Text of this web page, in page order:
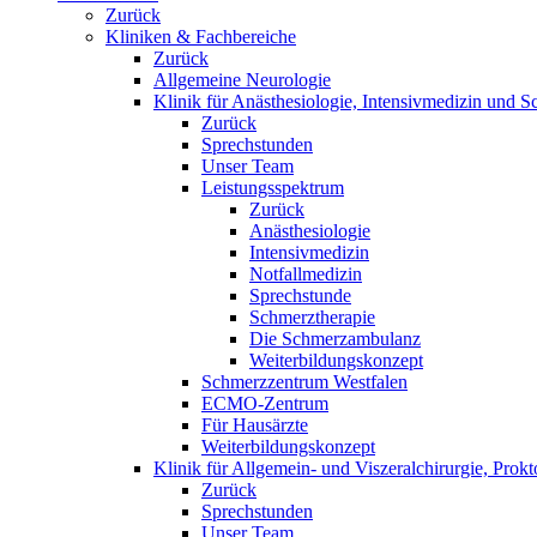
Zurück
Kliniken & Fachbereiche
Zurück
Allgemeine Neurologie
Klinik für Anästhesiologie, Intensivmedizin und
Zurück
Sprechstunden
Unser Team
Leistungsspektrum
Zurück
Anästhesiologie
Intensivmedizin
Notfallmedizin
Sprechstunde
Schmerztherapie
Die Schmerzambulanz
Weiterbildungskonzept
Schmerzzentrum Westfalen
ECMO-Zentrum
Für Hausärzte
Weiterbildungskonzept
Klinik für Allgemein- und Viszeralchirurgie,
Zurück
Sprechstunden
Unser Team